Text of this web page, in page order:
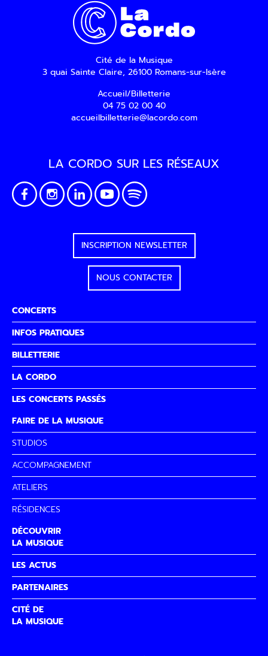
Cité de la Musique
3 quai Sainte Claire, 26100 Romans-sur-Isère
Accueil/Billetterie
04 75 02 00 40
accueilbilletterie@lacordo.com
CONCERTS
INFOS PRATIQUES
BILLETTERIE
LA CORDO
LES CONCERTS PASSÉS
FAIRE DE LA MUSIQUE
STUDIOS
ACCOMPAGNEMENT
ATELIERS
RÉSIDENCES
DÉCOUVRIR
LA MUSIQUE
LES ACTUS
PARTENAIRES
CITÉ DE
LA MUSIQUE
LA CORDO SUR LES RÉSEAUX
INSCRIPTION NEWSLETTER
NOUS CONTACTER
plus, consultez notrePolitique de confidentialité